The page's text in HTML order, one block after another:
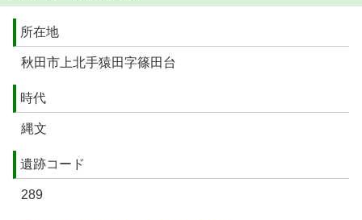
所在地
秋田市上北手猿田字篠田台
時代
縄文
遺跡コード
289